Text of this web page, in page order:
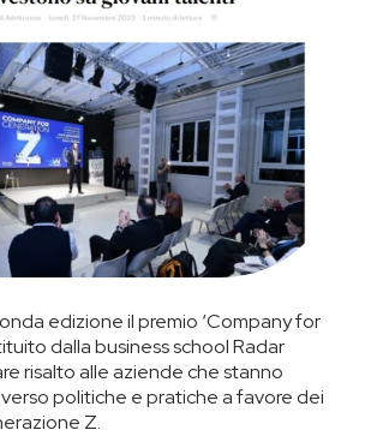
edizione il premio ‘Company for
dalla business school Radar
risalto alle aziende che stanno
politiche e pratiche a favore dei
Z.